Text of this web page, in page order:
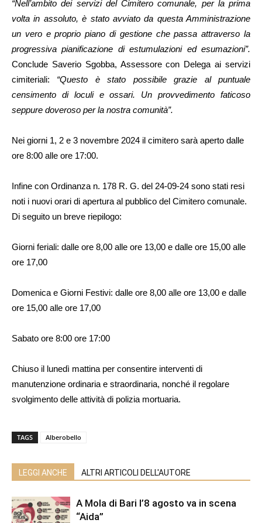
“Nell’ambito dei servizi del Cimitero comunale, per la prima
volta in assoluto, è stato avviato da questa Amministrazione
un vero e proprio piano di gestione che passa attraverso la
progressiva pianificazione di estumulazioni ed esumazioni”.
Conclude Saverio Sgobba, Assessore con Delega ai servizi
cimiteriali: “Questo è stato possibile grazie al puntuale
censimento di loculi e ossari. Un provvedimento faticoso
seppure doveroso per la nostra comunità”.
Nei giorni 1, 2 e 3 novembre 2024 il cimitero sarà aperto dalle
ore 8:00 alle ore 17:00.
Infine con Ordinanza n. 178 R. G. del 24-09-24 sono stati resi
noti i nuovi orari di apertura al pubblico del Cimitero comunale.
Di seguito un breve riepilogo:
Giorni feriali: dalle ore 8,00 alle ore 13,00 e dalle ore 15,00 alle
ore 17,00
Domenica e Giorni Festivi: dalle ore 8,00 alle ore 13,00 e dalle
ore 15,00 alle ore 17,00
Sabato ore 8:00 ore 17:00
Chiuso il lunedì mattina per consentire interventi di
manutenzione ordinaria e straordinaria, nonché il regolare
svolgimento delle attività di polizia mortuaria.
TAGS Alberobello
LEGGI ANCHE ALTRI ARTICOLI DELL'AUTORE
A Mola di Bari l’8 agosto va in scena
“Aida”